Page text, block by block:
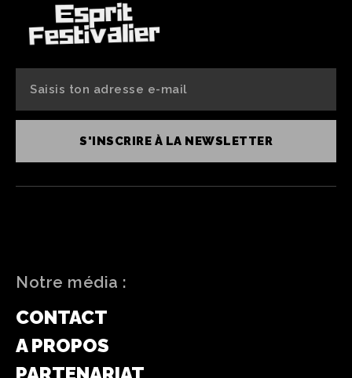
S'INSCRIRE À LA NEWSLETTER
Notre média :
CONTACT
A PROPOS